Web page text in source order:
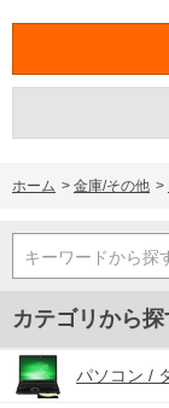
ホーム > 金庫/その他 >
キーワードから探
カテゴリから探
パソコン /